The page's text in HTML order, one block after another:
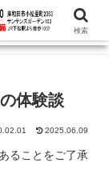
ど心理的な症状もお
体験談
2025.06.09
ることをご了承
検索